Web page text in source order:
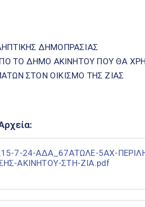
ΔΗΜΟΠΡΑΣΙΑΣ
ΤΟ ΔΗΜΟ ΑΚΙΝΗΤΟΥ ΠΟΥ ΘΑ
ΣΤΟΝ ΟΙΚΙΣΜΟ ΤΗΣ ΖΙΑΣ
7-24-ΑΔΑ_67ΑΤΩΛΕ-5ΑΧ-
ΑΚΙΝΗΤΟΥ-ΣΤΗ-ΖΙΑ.pdf